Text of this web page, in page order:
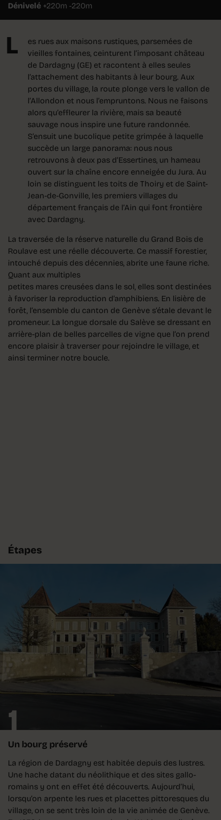
Dénivelé +220m -220m
L
es rues aux maisons rustiques, parsemées de
vieilles fontaines, ceinturent l’imposant château
de Dardagny (GE) et racontent à elles seules
l’attachement des habitants à leur bourg. Aux
portes du village, la route plonge vers le vallon de
l’Allondon et nous l’empruntons. Nous ne faisons
alors qu’effleurer la rivière, mais sa beauté
sauvage nous inspire une future randonnée.
S’ensuit une bucolique petite grimpée à laquelle
succède un large panorama: nous nous
retrouvons à deux pas d’Essertines, un hameau
ouvert sur la chaîne encore enneigée du Jura. Au
loin se distinguent les toits de Thoiry et de Saint-
Jean-de-Gonville, les premiers villages du
département français de l’Ain qui font frontière
avec Dardagny.
La traversée de la réserve naturelle du Grand Bois de
Roulave est une réelle découverte. Ce massif forestier,
intouché depuis des décennies, abrite une faune riche.
Quant aux multiples
petites mares creusées dans le sol, elles sont destinées
à favoriser la reproduction d’amphibiens. En lisière de
forêt, l’ensemble du canton de Genève s’étale devant le
promeneur. La longue dorsale du Salève se dressant en
arrière-plan de belles parcelles de vigne que l’on prend
encore plaisir à traverser pour rejoindre le village, et
ainsi terminer notre boucle.
Étapes
1
Un bourg préservé
La région de Dardagny est habitée depuis des lustres.
Une hache datant du néolithique et des sites gallo-
romains y ont en effet été découverts. Aujourd’hui,
lorsqu’on arpente les rues et placettes pittoresques du
village, on se sent très loin de la vie animée de Genève.